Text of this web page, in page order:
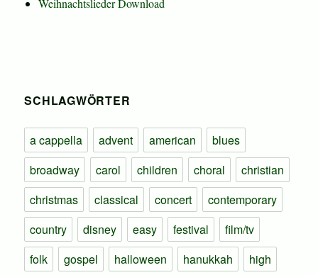
Weihnachtslieder Download
SCHLAGWÖRTER
a cappella advent american
blues
broadway
carol children choral
christian
christmas
classical concert
contemporary
country
disney easy festival
film/tv
folk
gospel halloween hanukkah
high